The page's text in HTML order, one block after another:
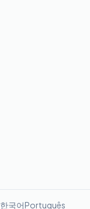
한국어Português